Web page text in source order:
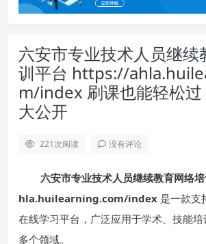
六安市专业技术人员继续
训平台 https://
m/index 刷课也能轻松过
大公开
221次阅读 没有评论
六安市专业技术人员继续教育网络
hla.huilearning.com/index 是一款支
在线学习平台，广泛应用于学术、技能
多个领域。